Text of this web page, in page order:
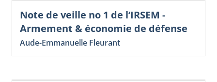
Note de veille no 1 de l’IRSEM -
Armement & économie de défense
Aude-Emmanuelle Fleurant